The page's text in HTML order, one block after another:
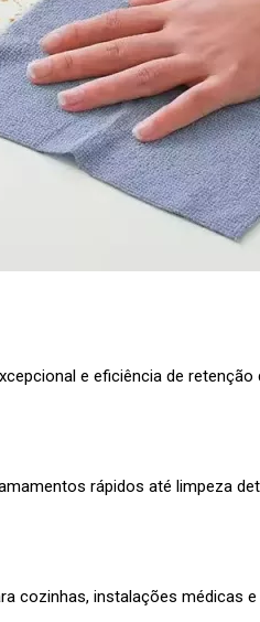
e eficiência de
rápidos até limpeza
cozinhas, instalações médicas